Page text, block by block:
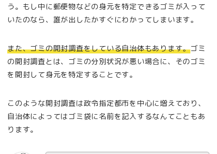
う。もし中に郵便物などの身元を特定できるゴミが入って
いたのなら、誰が出したかすぐにわかってしまいます。
また、ゴミの開封調査をしている自治体もあります。ゴミ
の開封調査とは、ゴミの分別状況が悪い場合に、そのゴミ
を開封して身元を特定することです。
このような開封調査は政令指定都市を中心に増えており、
自治体によってはゴミ袋に名前を記入するなんてこともあ
ります。